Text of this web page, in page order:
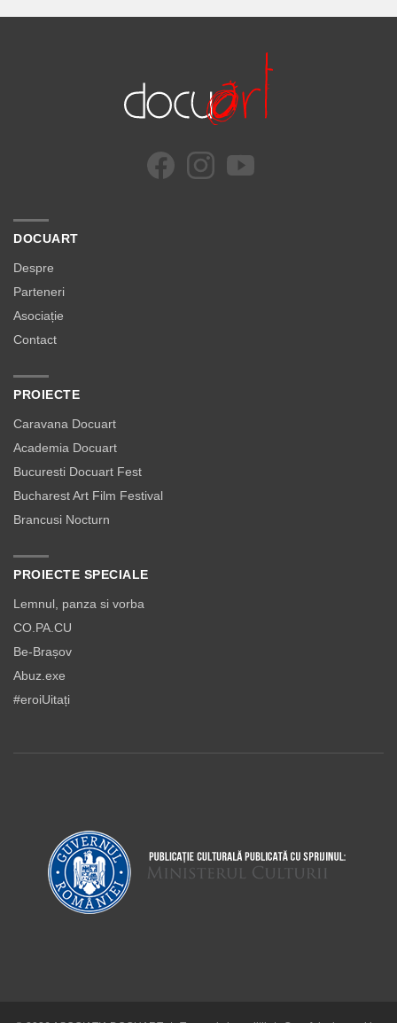
DOCUART
Despre
Parteneri
Asociație
Contact
PROIECTE
Caravana Docuart
Academia Docuart
Bucuresti Docuart Fest
Bucharest Art Film Festival
Brancusi Nocturn
PROIECTE SPECIALE
Lemnul, panza si vorba
CO.PA.CU
Be-Brașov
Abuz.exe
#eroiUitați